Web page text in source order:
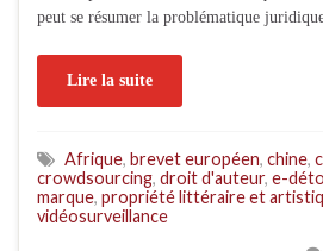
peut se résumer la problématique
Lire la suite
Afrique, brevet européen, chine,
crowdsourcing, droit d'auteur, e-
marque, propriété littéraire et
vidéosurveillance